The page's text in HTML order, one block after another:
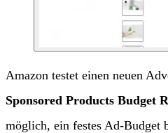
Amazon testet einen neuen
Sponsored Products Budget
möglich, ein festes Ad-Budget